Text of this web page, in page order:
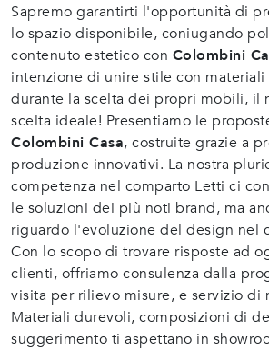
Sapremo garantirti l'opportunità di
lo spazio disponibile, coniugando
contenuto estetico con Colombini
intenzione di unire stile con
durante la scelta dei propri mobili, il
scelta ideale! Presentiamo le
Colombini Casa, costruite grazie a
produzione innovativi. La nostra
competenza nel comparto Letti ci
le soluzioni dei più noti brand, ma
riguardo l'evoluzione del design nel
Con lo scopo di trovare risposte ad
clienti, offriamo consulenza dalla
visita per rilievo misure, e servizio di
Materiali durevoli, composizioni di
suggerimento ti aspettano in